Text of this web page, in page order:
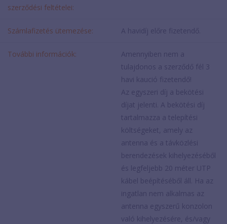
szerződési feltételei:
Számlafizetés ütemezése: A havidíj előre fizetendő.
További információk:
Amennyiben nem a
tulajdonos a szerződő fél 3
havi kaució fizetendő!
Az egyszeri díj a bekötési
díjat jelenti. A bekötési díj
tartalmazza a telepítési
költségeket, amely az
antenna és a távközlési
berendezések kihelyezéséből
és legfeljebb 20 méter UTP
kábel beépítéséből áll. Ha az
ingatlan nem alkalmas az
antenna egyszerű konzolon
való kihelyezésére, és/vagy